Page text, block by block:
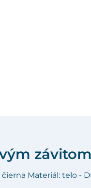
závitom
Materiál: telo -